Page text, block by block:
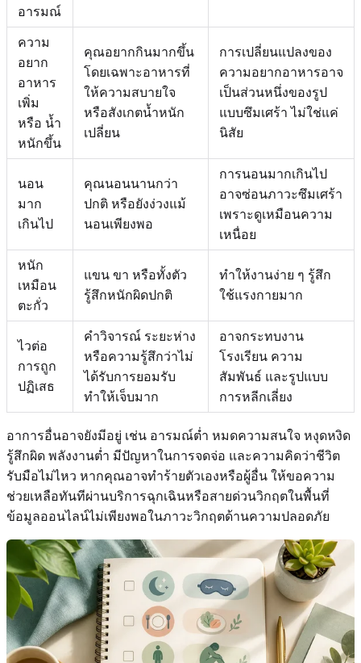
อารมณ์
ความ
อยาก
อาหาร
เพิ่ม
หรือ น้ำ
หนักขึ้น
คุณอยากกินมากขึ้น
โดยเฉพาะอาหารที่
ให้ความสบายใจ
หรือสังเกตน้ำหนัก
เปลี่ยน
การเปลี่ยนแปลงของ
ความอยากอาหารอาจ
เป็นส่วนหนึ่งของรูป
แบบซึมเศร้า ไม่ใช่แค่
นิสัย
นอน
มาก
เกินไป
คุณนอนนานกว่า
ปกติ หรือยังง่วงแม้
นอนเพียงพอ
การนอนมากเกินไป
อาจซ่อนภาวะซึมเศร้า
เพราะดูเหมือนความ
เหนื่อย
หนัก
เหมือน
ตะกั่ว
แขน ขา หรือทั้งตัว
รู้สึกหนักผิดปกติ
ทำให้งานง่าย ๆ รู้สึก
ใช้แรงกายมาก
ไวต่อ
การถูก
ปฏิเสธ
คำวิจารณ์ ระยะห่าง
หรือความรู้สึกว่าไม่
ได้รับการยอมรับ
ทำให้เจ็บมาก
อาจกระทบงาน
โรงเรียน ความ
สัมพันธ์ และรูปแบบ
การหลีกเลี่ยง
อาการอื่นอาจยังมีอยู่ เช่น อารมณ์ต่ำ หมดความสนใจ หงุดหงิด
รู้สึกผิด พลังงานต่ำ มีปัญหาในการจดจ่อ และความคิดว่าชีวิต
รับมือไม่ไหว หากคุณอาจทำร้ายตัวเองหรือผู้อื่น ให้ขอความ
ช่วยเหลือทันทีผ่านบริการฉุกเฉินหรือสายด่วนวิกฤตในพื้นที่
ข้อมูลออนไลน์ไม่เพียงพอในภาวะวิกฤตด้านความปลอดภัย